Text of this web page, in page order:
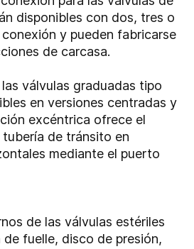
disponibles con dos, tres o
y pueden fabricarse
de carcasa.
válvulas graduadas tipo
en versiones centradas y
excéntrica ofrece el
de tránsito en
mediante el puerto
de las válvulas estériles
de fuelle, disco de presión,